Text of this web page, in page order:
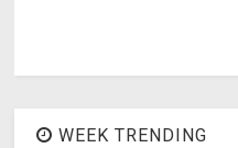
WEEK TRENDING